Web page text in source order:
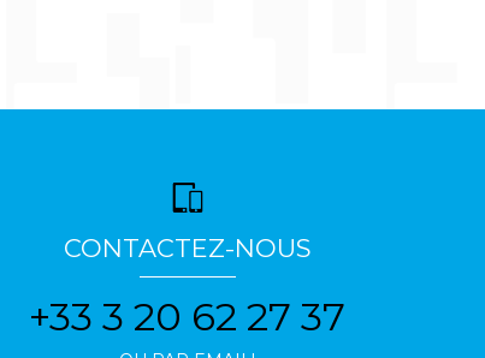
CONTACTEZ-NOUS
+33 3 20 62 27 37